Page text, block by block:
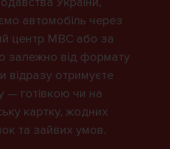
автомобіль через
центр МВС або за
залежно від формату
відразу отримуєте
— готівкою чи на
картку, жодних
та зайвих умов.